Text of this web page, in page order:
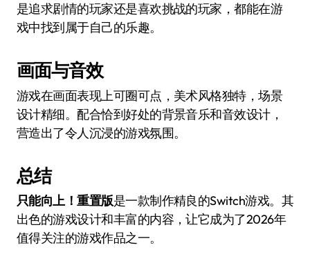
是追求剧情的玩家还是喜欢挑战的玩家，都能在游
戏中找到属于自己的乐趣。
画面与音效
游戏在画面表现上可圈可点，美术风格独特，场景
设计精细。配合恰到好处的背景音乐和音效设计，
营造出了令人沉浸的游戏氛围。
总结
只能向上！重置版是一款制作精良的Switch游戏。其
出色的游戏设计和丰富的内容，让它成为了2026年
值得关注的游戏作品之一。